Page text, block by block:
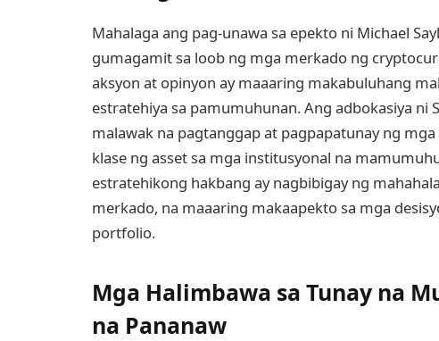
Mahalaga ang pag-unawa sa epekto ni Michael
gumagamit sa loob ng mga merkado ng
aksyon at opinyon ay maaaring makabuluhang
estratehiya sa pamumuhunan. Ang adbokasiya ni
malawak na pagtanggap at pagpapatunay ng
klase ng asset sa mga institusyonal na
estratehikong hakbang ay nagbibigay ng
merkado, na maaaring makaapekto sa mga
portfolio.
Mga Halimbawa sa Tunay na
na Pananaw